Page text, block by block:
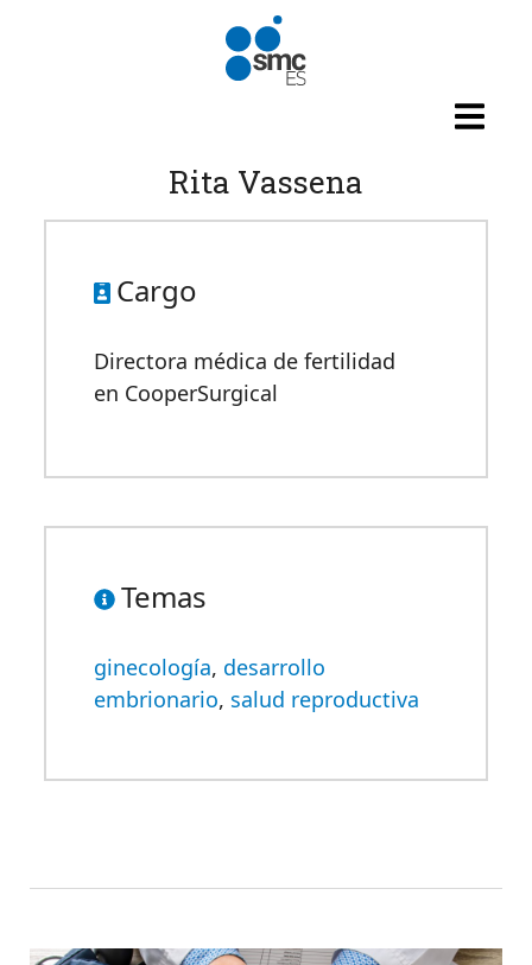
Pasar al contenido principal
Rita Vassena
Cargo
Directora médica de fertilidad
en CooperSurgical
Temas
ginecología, desarrollo
embrionario, salud reproductiva